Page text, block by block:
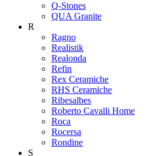
Q-Stones
QUA Granite
R
Ragno
Realistik
Realonda
Refin
Rex Ceramiche
RHS Ceramiche
Ribesalbes
Roberto Cavalli Home
Roca
Rocersa
Rondine
S